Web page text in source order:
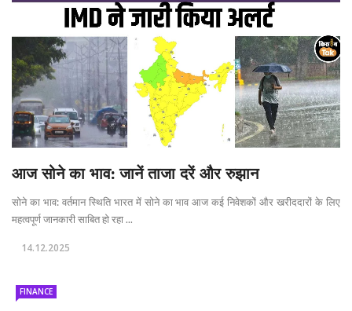
आज सोने का भाव: जानें ताजा दरें और रुझान
सोने का भाव: वर्तमान स्थिति भारत में सोने का भाव आज कई निवेशकों और खरीददारों के लिए
महत्वपूर्ण जानकारी साबित हो रहा ...
14.12.2025
FINANCE